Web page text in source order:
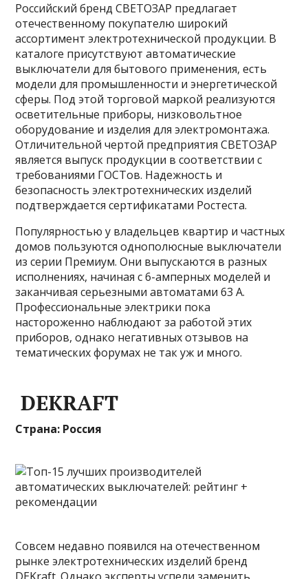
Российский бренд СВЕТОЗАР предлагает
отечественному покупателю широкий
ассортимент электротехнической продукции. В
каталоге присутствуют автоматические
выключатели для бытового применения, есть
модели для промышленности и энергетической
сферы. Под этой торговой маркой реализуются
осветительные приборы, низковольтное
оборудование и изделия для электромонтажа.
Отличительной чертой предприятия СВЕТОЗАР
является выпуск продукции в соответствии с
требованиями ГОСТов. Надежность и
безопасность электротехнических изделий
подтверждается сертификатами Ростеста.
Популярностью у владельцев квартир и частных
домов пользуются однополюсные выключатели
из серии Премиум. Они выпускаются в разных
исполнениях, начиная с 6-амперных моделей и
заканчивая серьезными автоматами 63 А.
Профессиональные электрики пока
настороженно наблюдают за работой этих
приборов, однако негативных отзывов на
тематических форумах не так уж и много.
DEKRAFT
Страна: Россия
Совсем недавно появился на отечественном
рынке электротехнических изделий бренд